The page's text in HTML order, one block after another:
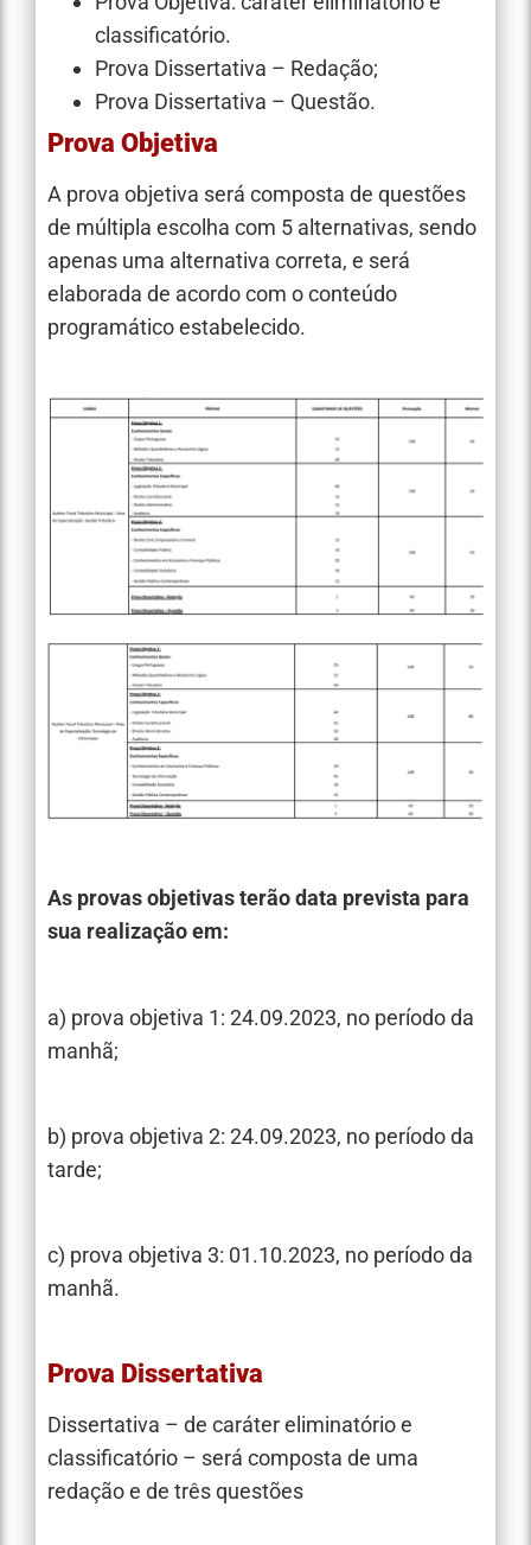
classificatório.
Prova Dissertativa – Redação;
Prova Dissertativa – Questão.
Prova Objetiva
A prova objetiva será composta de questões
de múltipla escolha com 5 alternativas, sendo
apenas uma alternativa correta, e será
elaborada de acordo com o conteúdo
programático estabelecido.
As provas objetivas terão data prevista para
sua realização em:
a) prova objetiva 1: 24.09.2023, no período da
manhã;
b) prova objetiva 2: 24.09.2023, no período da
tarde;
c) prova objetiva 3: 01.10.2023, no período da
manhã.
Prova Dissertativa
Dissertativa – de caráter eliminatório e
classificatório – será composta de uma
redação e de três questões